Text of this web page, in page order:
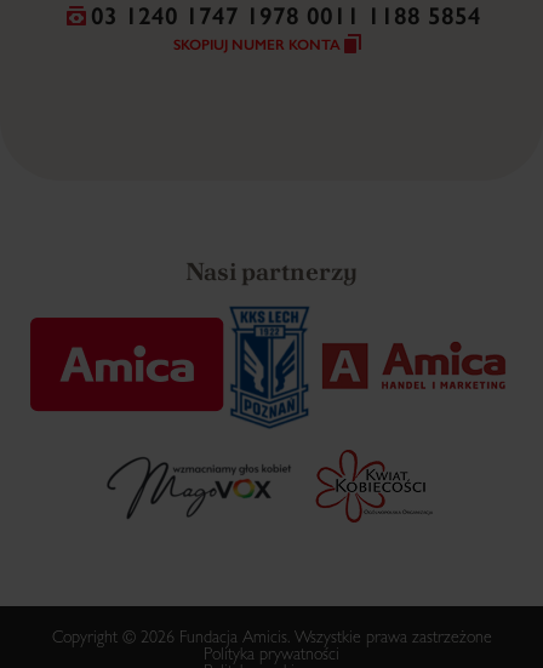
03 1240 1747 1978 0011 1188 5854
SKOPIUJ NUMER KONTA
Nasi partnerzy
Copyright © 2026 Fundacja Amicis. Wszystkie prawa zastrzeżone
Polityka prywatności